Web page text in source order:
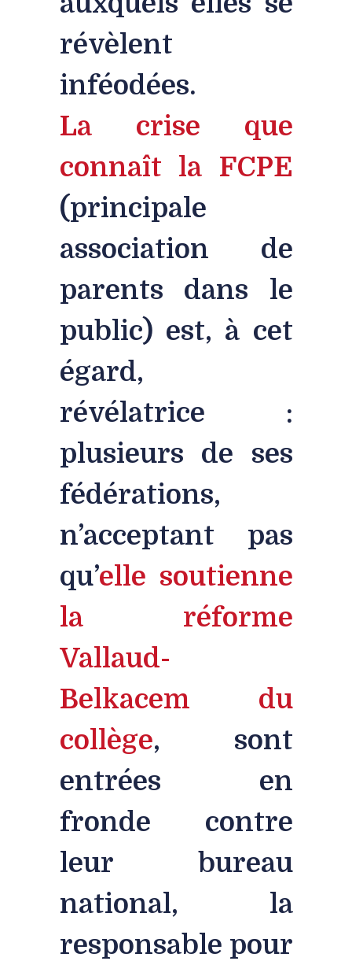
révèlent
inféodées.
La crise que
connaît la FCPE
(principale
association de
parents dans le
public) est, à cet
égard,
révélatrice :
plusieurs de ses
fédérations,
n’acceptant pas
qu’elle soutienne
la réforme
Vallaud-
Belkacem du
collège, sont
entrées en
fronde contre
leur bureau
national, la
responsable pour